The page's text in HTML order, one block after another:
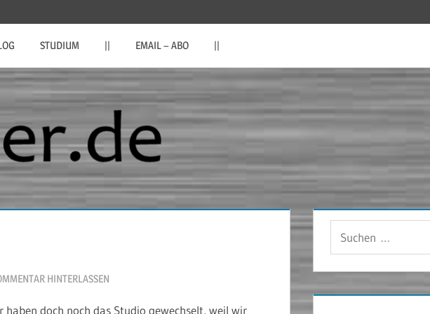
STUDIUM || EMAIL – ABO ||
HINTERLASSEN
haben doch noch das Studio gewechselt, weil wir